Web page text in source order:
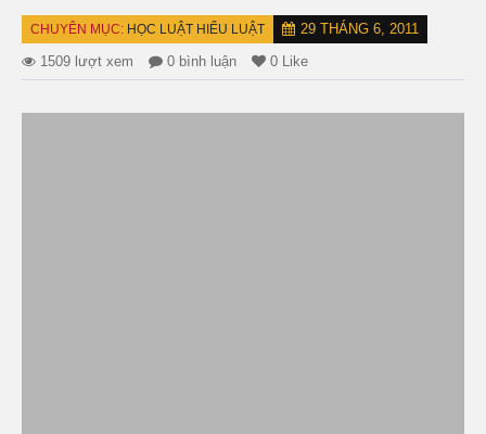
CHUYÊN MỤC: HỌC LUẬT HIỂU LUẬT
29 THÁNG 6, 2011
1509 lượt xem
0 bình luận 0 Like